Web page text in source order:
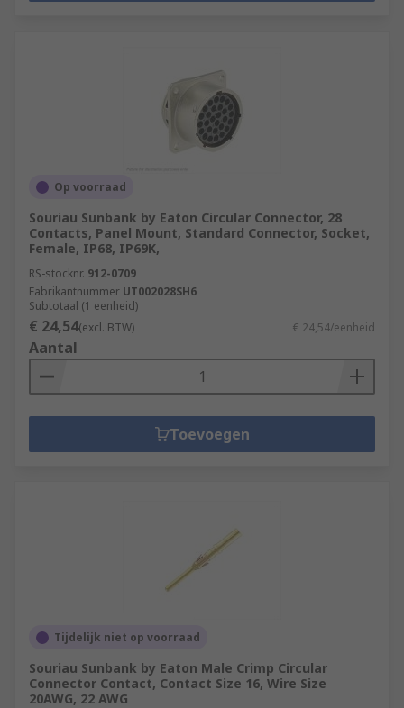
Op voorraad
Souriau Sunbank by Eaton Circular Connector, 28
Contacts, Panel Mount, Standard Connector, Socket,
Female, IP68, IP69K,
RS-stocknr. 912-0709
Fabrikantnummer UT002028SH6
Subtotaal (1 eenheid)
€ 24,54(excl. BTW) € 24,54/eenheid
Aantal
Toevoegen
Tijdelijk niet op voorraad
Souriau Sunbank by Eaton Male Crimp Circular
Connector Contact, Contact Size 16, Wire Size
20AWG, 22 AWG